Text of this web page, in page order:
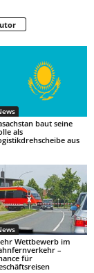
baut seine
als
aus
Wettbewerb im
–
für